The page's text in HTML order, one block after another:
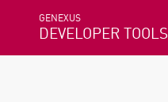
GENEXUS
DEVELOPER TOOLS